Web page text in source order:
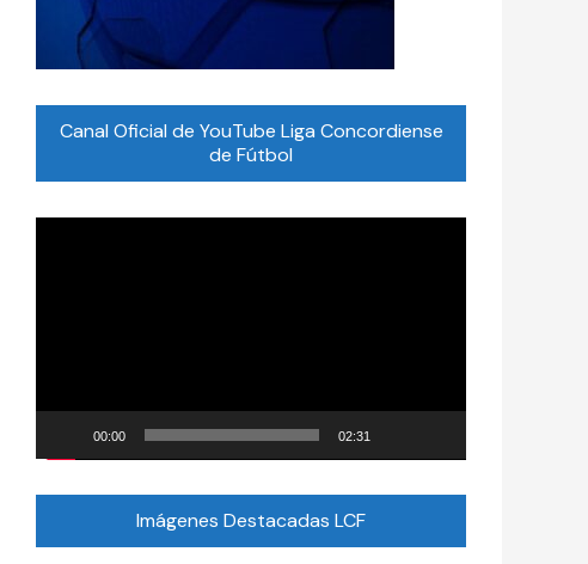
Canal Oficial de YouTube Liga Concordiense
de Fútbol
00:00 02:31
Imágenes Destacadas LCF